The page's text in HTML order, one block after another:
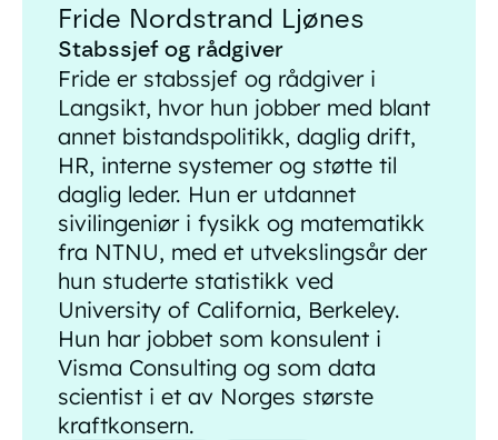
Fride Nordstrand Ljønes
Stabssjef og rådgiver
Fride er stabssjef og rådgiver i
Langsikt, hvor hun jobber med blant
annet bistandspolitikk, daglig drift,
HR, interne systemer og støtte til
daglig leder. Hun er utdannet
sivilingeniør i fysikk og matematikk
fra NTNU, med et utvekslingsår der
hun studerte statistikk ved
University of California, Berkeley.
Hun har jobbet som konsulent i
Visma Consulting og som data
scientist i et av Norges største
kraftkonsern.